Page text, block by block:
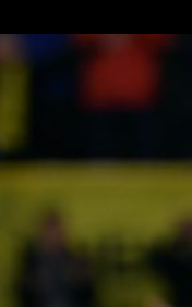
Reds soll seinen
wollen.